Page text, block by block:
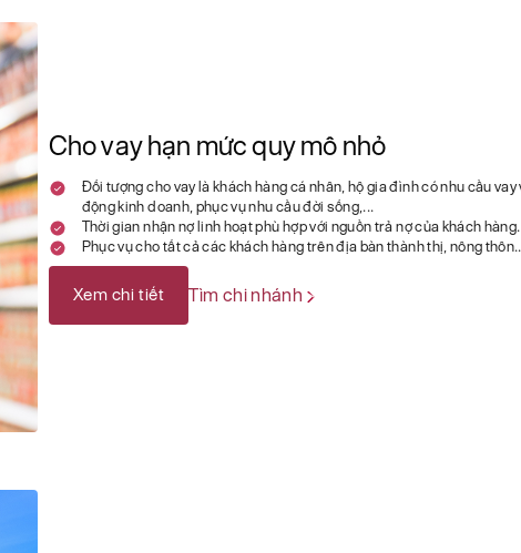
Cho vay hạn mức quy mô nhỏ
Đối tượng cho vay là khách hàng cá nhân, hộ gia đình có nhu cầu
động kinh doanh, phục vụ nhu cầu đời sống,...
Thời gian nhận nợ linh hoạt phù hợp với nguồn trả nợ của khách hàng.
Phục vụ cho tất cả các khách hàng trên địa bàn thành thị, nông
Xem chi tiết Tìm chi nhánh